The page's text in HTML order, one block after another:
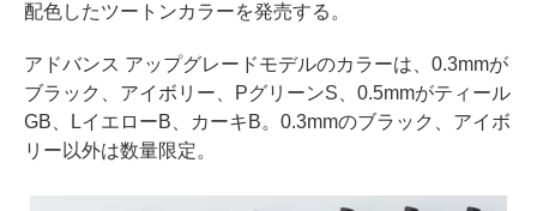
配色したツートンカラーを発売する。
アドバンス アップグレードモデルのカラーは、0.3mmが
ブラック、アイボリー、PグリーンS、0.5mmがティール
GB、LイエローB、カーキB。0.3mmのブラック、アイボ
リー以外は数量限定。